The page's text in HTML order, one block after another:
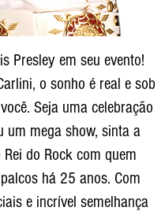
Presley em seu evento!
o sonho é real e sob
Seja uma celebração
um mega show, sinta a
do Rock com quem
há 25 anos. Com
e incrível semelhança